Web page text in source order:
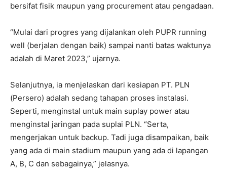
bersifat fisik maupun yang procurement atau pengadaan.
“Mulai dari progres yang dijalankan oleh PUPR running
well (berjalan dengan baik) sampai nanti batas waktunya
adalah di Maret 2023,” ujarnya.
Selanjutnya, ia menjelaskan dari kesiapan PT. PLN
(Persero) adalah sedang tahapan proses instalasi.
Seperti, menginstal untuk main suplay power atau
menginstal jaringan pada suplai PLN. “Serta,
mengerjakan untuk backup. Tadi juga disampaikan, baik
yang ada di main stadium maupun yang ada di lapangan
A, B, C dan sebagainya,” jelasnya.